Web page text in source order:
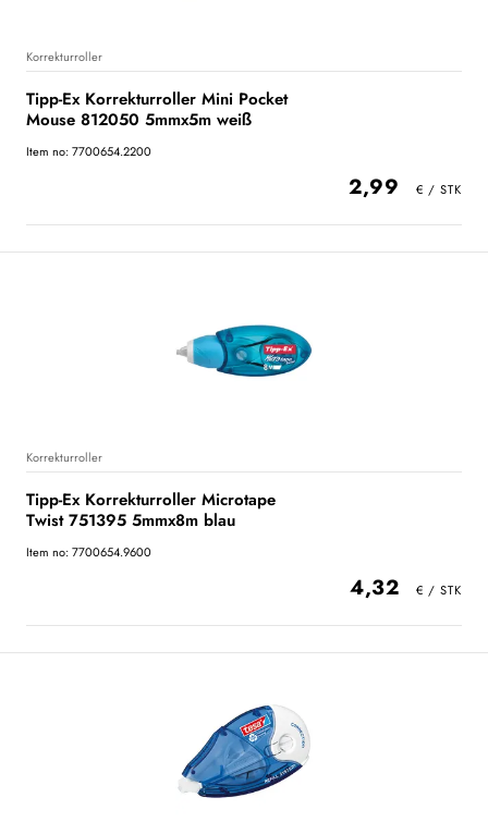
Korrekturroller
Tipp-Ex Korrekturroller Mini Pocket
Mouse 812050 5mmx5m weiß
Item no: 7700654.2200
2,99
Korrekturroller
Tipp-Ex Korrekturroller Microtape
Twist 751395 5mmx8m blau
Item no: 7700654.9600
4,32